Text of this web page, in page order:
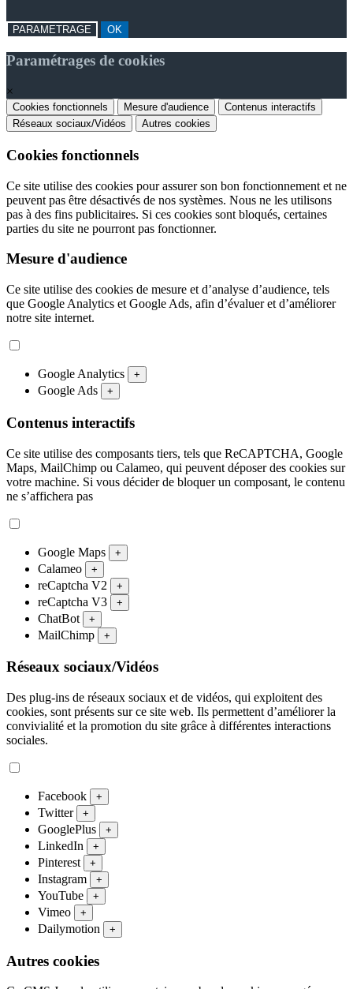
PARAMETRAGE OK
Paramétrages de cookies
×
Cookies fonctionnels Mesure d'audience
Contenus interactifs
Réseaux sociaux/Vidéos
Autres cookies
Cookies fonctionnels
Ce site utilise des cookies pour assurer son bon fonctionnement et ne
peuvent pas être désactivés de nos systèmes. Nous ne les utilisons
pas à des fins publicitaires. Si ces cookies sont bloqués, certaines
parties du site ne pourront pas fonctionner.
Mesure d'audience
Ce site utilise des cookies de mesure et d’analyse d’audience, tels
que Google Analytics et Google Ads, afin d’évaluer et d’améliorer
notre site internet.
Google Analytics +
Google Ads +
Contenus interactifs
Ce site utilise des composants tiers, tels que ReCAPTCHA, Google
Maps, MailChimp ou Calameo, qui peuvent déposer des cookies sur
votre machine. Si vous décider de bloquer un composant, le contenu
ne s’affichera pas
Google Maps +
Calameo +
reCaptcha V2 +
reCaptcha V3 +
ChatBot +
MailChimp +
Réseaux sociaux/Vidéos
Des plug-ins de réseaux sociaux et de vidéos, qui exploitent des
cookies, sont présents sur ce site web. Ils permettent d’améliorer la
convivialité et la promotion du site grâce à différentes interactions
sociales.
Facebook +
Twitter +
GooglePlus +
LinkedIn +
Pinterest +
Instagram +
YouTube +
Vimeo +
Dailymotion +
Autres cookies